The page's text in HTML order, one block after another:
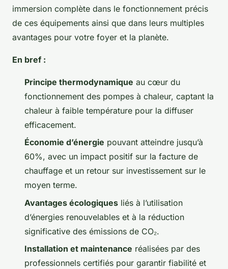
immersion complète dans le fonctionnement précis
de ces équipements ainsi que dans leurs multiples
avantages pour votre foyer et la planète.
En bref :
Principe thermodynamique au cœur du
fonctionnement des pompes à chaleur, captant la
chaleur à faible température pour la diffuser
efficacement.
Économie d’énergie pouvant atteindre jusqu’à
60%, avec un impact positif sur la facture de
chauffage et un retour sur investissement sur le
moyen terme.
Avantages écologiques liés à l’utilisation
d’énergies renouvelables et à la réduction
significative des émissions de CO₂.
Installation et maintenance réalisées par des
professionnels certifiés pour garantir fiabilité et